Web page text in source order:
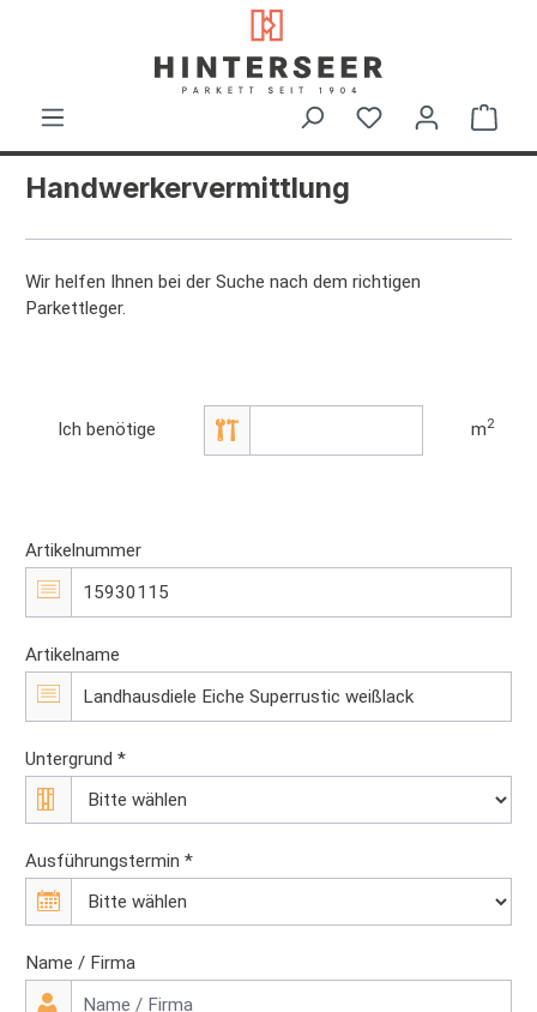
Handwerkervermittlung
Wir helfen Ihnen bei der Suche nach dem richtigen
Parkettleger.
Ich benötige m2
Artikelnummer
Artikelname
Untergrund *
Ausführungstermin *
Name / Firma